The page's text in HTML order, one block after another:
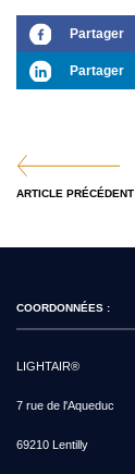
Partager
Partager
ARTICLE PRÉCÉDENT
COORDONNÉES :
LIGHTAIR®
7 rue de l'Aqueduc
69210 Lentilly